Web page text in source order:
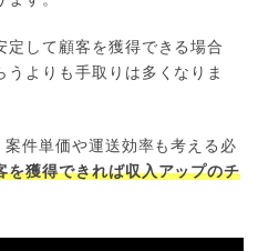
定して顧客を獲得できる場合
よりも手取りは多くなりま
件単価や運送効率も考える必
を獲得できれば収入アップのチ